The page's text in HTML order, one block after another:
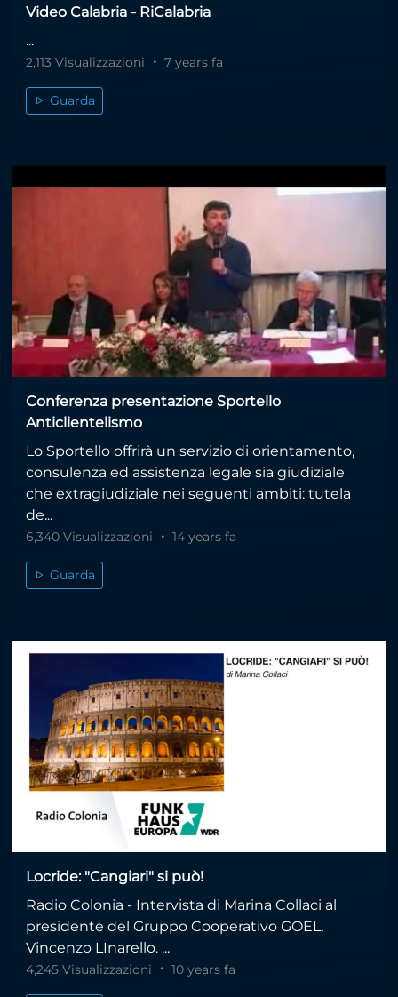
Video Calabria - RiCalabria
...
2,113 Visualizzazioni 7 years fa
Guarda
Conferenza presentazione Sportello
Anticlientelismo
Lo Sportello offrirà un servizio di orientamento,
consulenza ed assistenza legale sia giudiziale
che extragiudiziale nei seguenti ambiti: tutela
de...
6,340 Visualizzazioni 14 years fa
Guarda
Locride: "Cangiari" si può!
Radio Colonia - Intervista di Marina Collaci al
presidente del Gruppo Cooperativo GOEL,
Vincenzo LInarello. ...
4,245 Visualizzazioni 10 years fa